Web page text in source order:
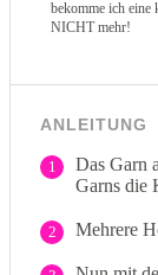
bekomme ich
NICHT mehr!
ANLEITUNG
1
Das Garn
Garns die
2 Mehrere